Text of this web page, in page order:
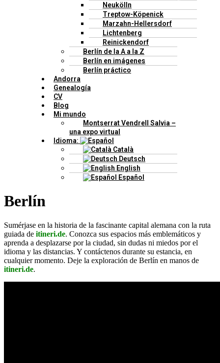
Neukölln
Treptow-Köpenick
Marzahn-Hellersdorf
Lichtenberg
Reinickendorf
Berlín de la A a la Z
Berlín en imágenes
Berlín práctico
Andorra
Genealogía
CV
Blog
Mi mundo
Montserrat Vendrell Salvia –
una expo virtual
Idioma:
Català
Deutsch
English
Español
Berlín
Sumérjase en la historia de la fascinante capital alemana con la ruta
guiada de itineri.de. Conozca sus espacios más emblemáticos y
aprenda a desplazarse por la ciudad, sin dudas ni miedos por el
idioma y las distancias. Y contáctenos durante su estancia, en
cualquier momento. Deje la exploración de Berlín en manos de
itineri.de.